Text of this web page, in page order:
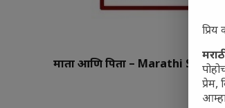
माता आणि पिता – Marathi
प्रिय